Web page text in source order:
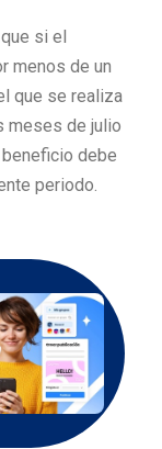
si el
menos de un
que se realiza
meses de julio
debe
periodo.